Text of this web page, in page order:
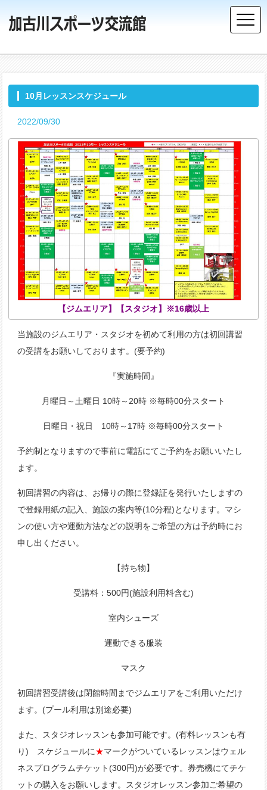
10月レッスンスケジュール
2022/09/30
【ジムエリア】【スタジオ】※16歳以上
当施設のジムエリア・スタジオを初めて利用の方は初回講習
の受講をお願いしております。(要予約)
『実施時間』
月曜日～土曜日 10時～20時 ※毎時00分スタート
日曜日・祝日 10時～17時 ※毎時00分スタート
予約制となりますので事前に電話にてご予約をお願いいたし
ます。
初回講習の内容は、お帰りの際に登録証を発行いたしますの
で登録用紙の記入、施設の案内等(10分程)となります。マシ
ンの使い方や運動方法などの説明をご希望の方は予約時にお
申し出ください。
【持ち物】
受講料：500円(施設利用料含む)
室内シューズ
運動できる服装
マスク
初回講習受講後は閉館時間までジムエリアをご利用いただけ
ます。(プール利用は別途必要)
また、スタジオレッスンも参加可能です。(有料レッスンも有
り) スケジュールに★マークがついているレッスンはウェル
ネスプログラムチケット(300円)が必要です。券売機にてチケ
ットの購入をお願いします。スタジオレッスン参加ご希望の